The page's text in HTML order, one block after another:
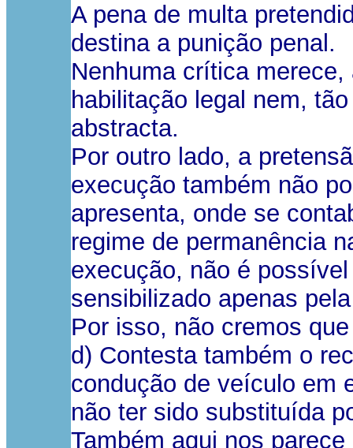
A pena de multa
destina a punição penal.
Nenhuma crítica
habilitação legal nem,
abstracta.
Por outro lado, a
execução também não
apresenta, onde se
regime de permanência
execução, não é
sensibilizado apenas
Por isso, não cremos
d) Contesta também o
condução de veículo em
não ter sido substituída
Também aqui nos